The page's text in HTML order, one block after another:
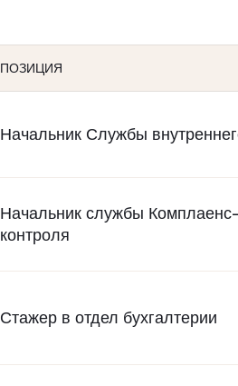
ПОЗИЦИЯ
Начальник Службы
Начальник службы Комплаенс-
контроля
Стажер в отдел бухгалтерии